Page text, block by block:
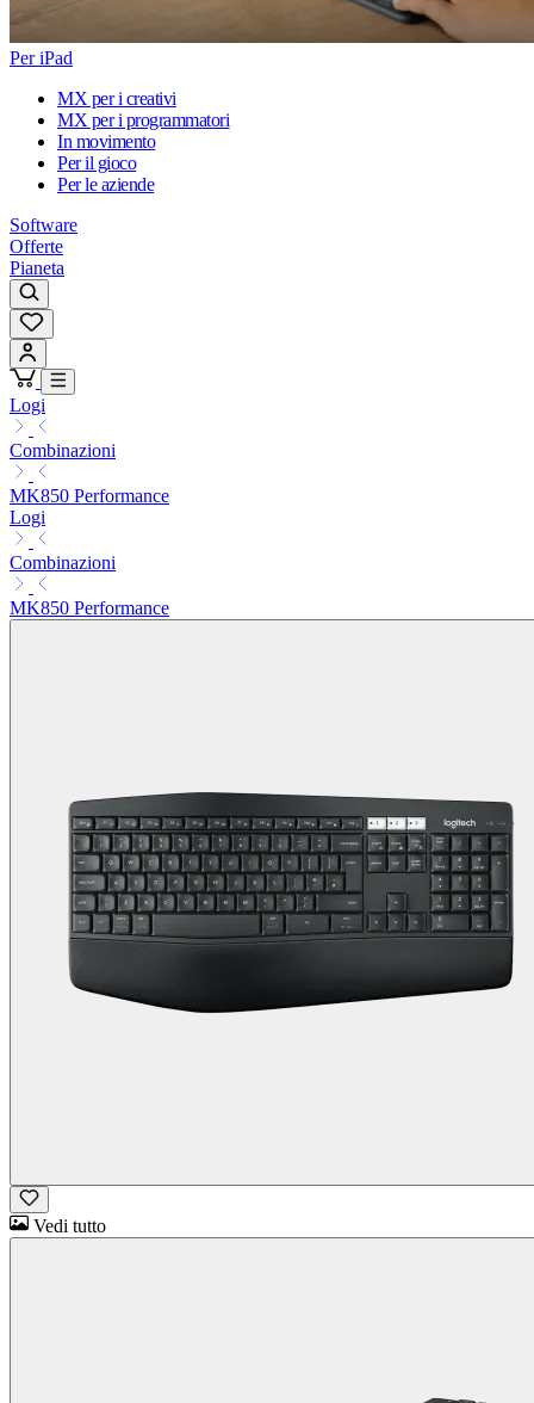
Per iPad
MX per i creativi
MX per i programmatori
In movimento
Per il gioco
Per le aziende
Software
Offerte
Pianeta
Logi
Combinazioni
MK850 Performance
Logi
Combinazioni
MK850 Performance
Vedi tutto